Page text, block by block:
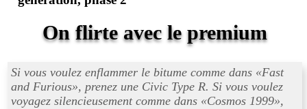
On flirte avec le premium
Si vous voulez enflammer le bitume comme dans «Fast
and Furious», prenez une Civic Type R. Si vous voulez
voyagez silencieusement comme dans «Cosmos 1999»,